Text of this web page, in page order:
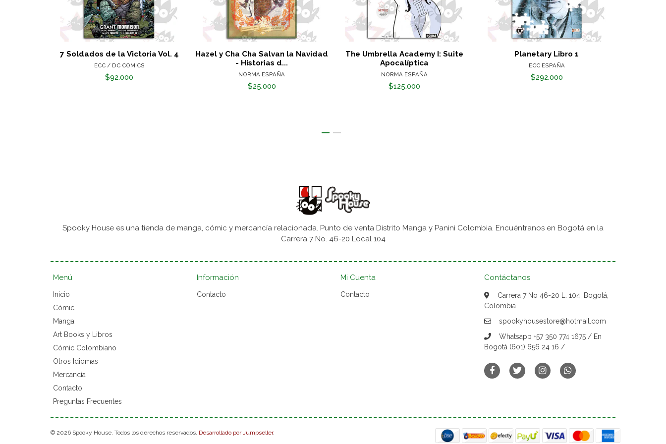
7 Soldados de la Victoria Vol. 4
ECC / DC COMICS
$92.000
Hazel y Cha Cha Salvan la Navidad
- Historias d...
NORMA ESPAÑA
$25.000
The Umbrella Academy I: Suite
Apocalíptica
NORMA ESPAÑA
$125.000
Planetary Libro 1
ECC ESPAÑA
$292.000
Spooky House es una tienda de manga, cómic y mercancía relacionada. Punto de venta Distrito Manga y Panini Colombia. Encuéntranos en Bogotá en la
Carrera 7 No. 46-20 Local 104
Menú
Inicio
Cómic
Manga
Art Books y Libros
Cómic Colombiano
Otros Idiomas
Mercancía
Contacto
Preguntas Frecuentes
Información
Contacto
Mi Cuenta
Contacto
Contáctanos
Carrera 7 No 46-20 L. 104, Bogotá,
Colombia
spookyhousestore@hotmail.com
Whatsapp +57 350 774 1675 / En
Bogotá (601) 656 24 16 /
© 2026 Spooky House. Todos los derechos reservados. Desarrollado por Jumpseller.